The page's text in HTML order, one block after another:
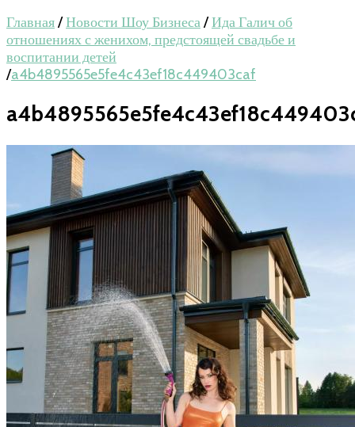
Главная/Новости Шоу Бизнеса/Ида Галич об
отношениях с женихом, предстоящей свадьбе и
воспитании детей
/a4b4895565e5fe4c43ef18c449403caf